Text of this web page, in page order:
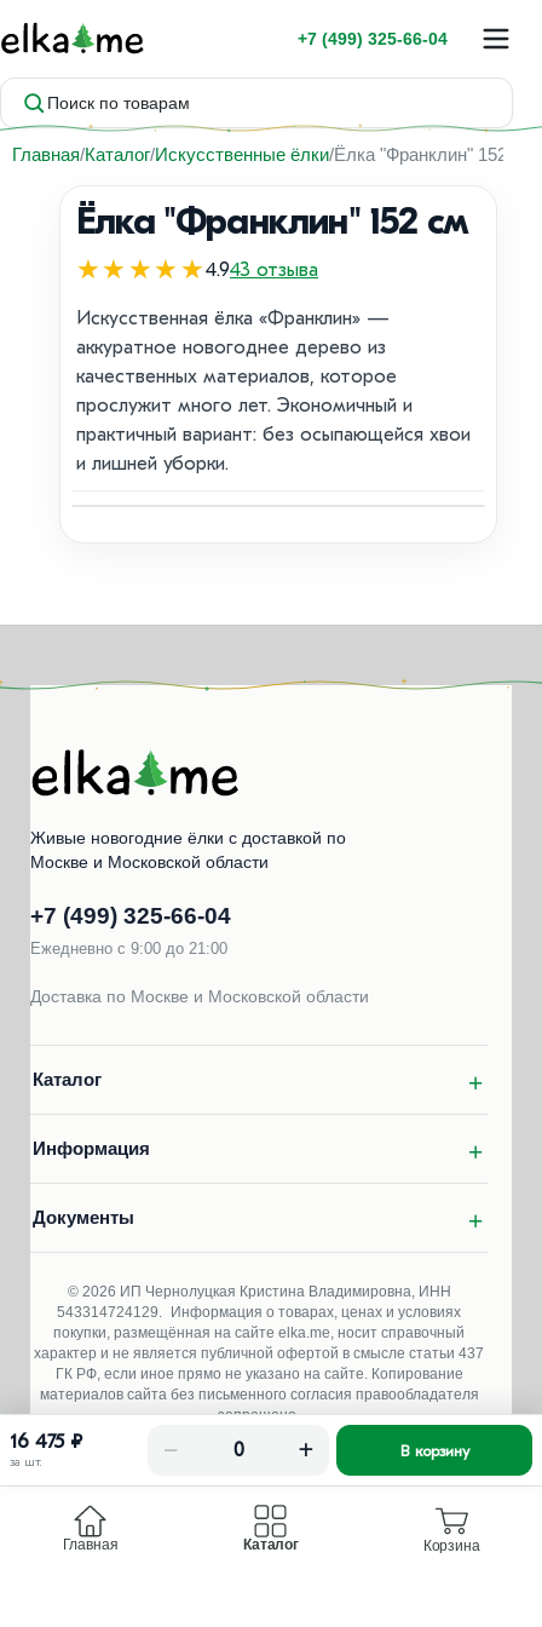
+7 (499) 325-66-04
Поиск по товарам
Главная Каталог Корзина
Главная Каталог Искусственные ёлки Ёлка "Франклин" 152 см
Ёлка "Франклин" 152 см
★★★★★4.943 отзыва
Искусственная ёлка «Франклин» —
аккуратное новогоднее дерево из
качественных материалов, которое
прослужит много лет. Экономичный и
практичный вариант: без осыпающейся хвои
и лишней уборки.
16 475 ₽
за шт. − + В корзину
Живые новогодние ёлки с доставкой по
Москве и Московской области
+7 (499) 325‑66‑04
Ежедневно с 9:00 до 21:00
Доставка по Москве и Московской области
Каталог
Информация
Документы
© 2026 ИП Чернолуцкая Кристина Владимировна, ИНН
543314724129.
Информация о товарах, ценах и условиях
покупки, размещённая на сайте elka.me, носит справочный
характер и не является публичной офертой в смысле статьи 437
ГК РФ, если иное прямо не указано на сайте. Копирование
материалов сайта без письменного согласия правообладателя
запрещено.